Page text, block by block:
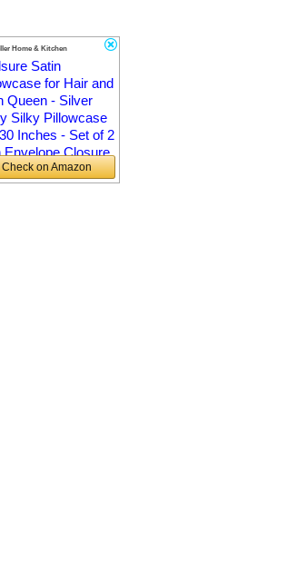
Amazon
Home & Kitchen
Satin
for Hair and
Queen - Silver
Silky Pillowcase
Inches - Set of 2
Envelope Closure